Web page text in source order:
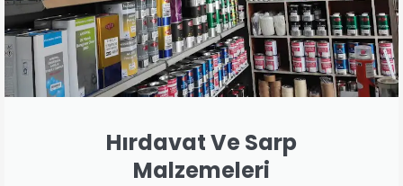
Hırdavat Ve Sarp
Malzemeleri